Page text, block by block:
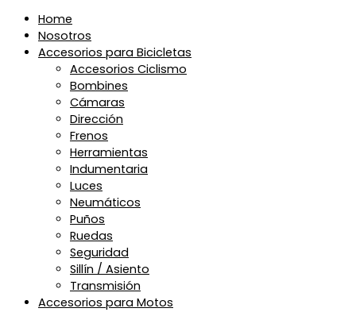
Home
Nosotros
Accesorios para Bicicletas
Accesorios Ciclismo
Bombines
Cámaras
Dirección
Frenos
Herramientas
Indumentaria
Luces
Neumáticos
Puños
Ruedas
Seguridad
Sillín / Asiento
Transmisión
Accesorios para Motos